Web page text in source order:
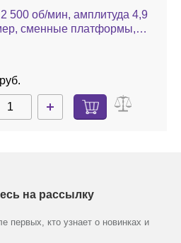
2 500 об/мин, амплитуда 4,9
сменные платформы,
на рассылку
первых, кто узнает о новинках и